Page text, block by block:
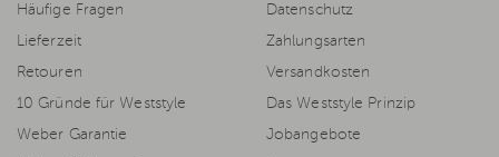
Häufige Fragen
Lieferzeit
Retouren
10 Gründe für Weststyle
Weber Garantie
Datenschutz
Zahlungsarten
Versandkosten
Das Weststyle Prinzip
Jobangebote